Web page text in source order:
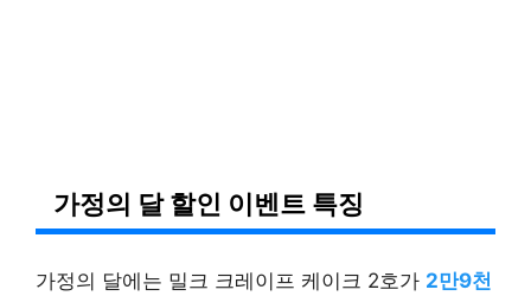
가정의 달 할인 이벤트 특징
가정의 달에는 밀크 크레이프 케이크 2호가 2만9천